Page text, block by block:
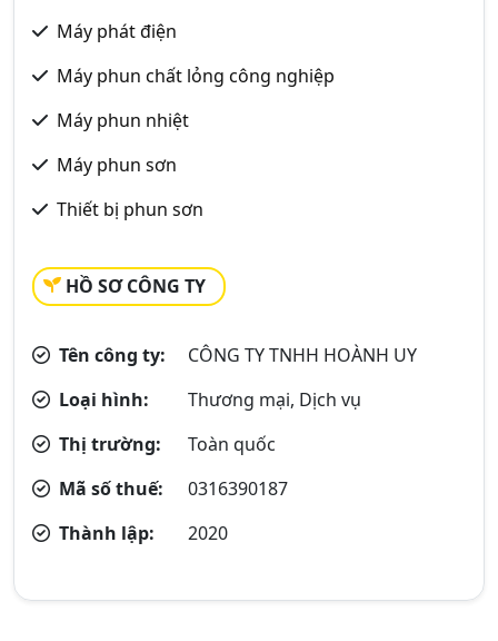
Máy phát điện
Máy phun chất lỏng công nghiệp
Máy phun nhiệt
Máy phun sơn
Thiết bị phun sơn
HỒ SƠ CÔNG TY
Tên công ty:
CÔNG TY TNHH HOÀNH UY
Loại hình:
Thương mại, Dịch vụ
Thị trường:
Toàn quốc
Mã số thuế:
0316390187
Thành lập:
2020